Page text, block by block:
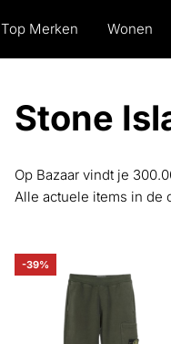
Top Merken Wonen
Stone
Op Bazaar vindt je
Alle actuele items in de
-39%